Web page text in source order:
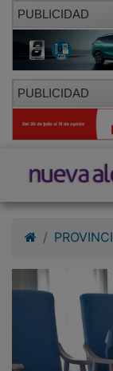
PUBLICIDAD
PUBLICIDAD